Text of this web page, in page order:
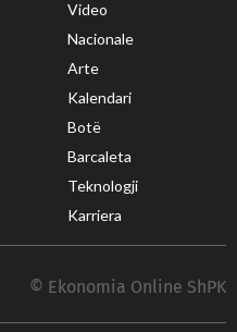
Video
Nacionale
Arte
Kalendari
Botë
Barcaleta
Teknologji
Karriera
© Ekonomia Online ShPK